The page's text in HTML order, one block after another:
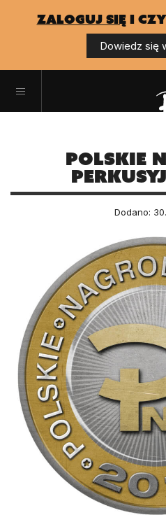
zaloguj sięi
Dowiedz się
Polskie
Dodano: